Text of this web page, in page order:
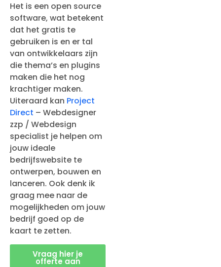
Het is een open source
software, wat betekent
dat het gratis te
gebruiken is en er tal
van ontwikkelaars zijn
die thema’s en plugins
maken die het nog
krachtiger maken.
Uiteraard kan Project
Direct – Webdesigner
zzp / Webdesign
specialist je helpen om
jouw ideale
bedrijfswebsite te
ontwerpen, bouwen en
lanceren. Ook denk ik
graag mee naar de
mogelijkheden om jouw
bedrijf goed op de
kaart te zetten.
Vraag hier je
offerte aan